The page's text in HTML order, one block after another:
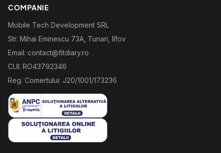
COMPANIE
Mobile Tech Development SRL
Str. Mihai Eminescu 73A, Tunari, Ilfov
Email: contact@fitdiary.ro
CUI: RO43792346
Reg. Comertului: J20/1001/173236